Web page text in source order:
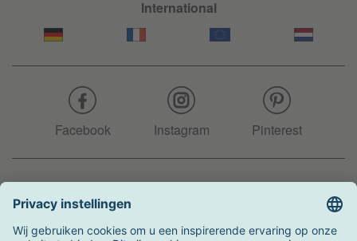
International
Facebook Instagram Pinterest
+31 204 990 283